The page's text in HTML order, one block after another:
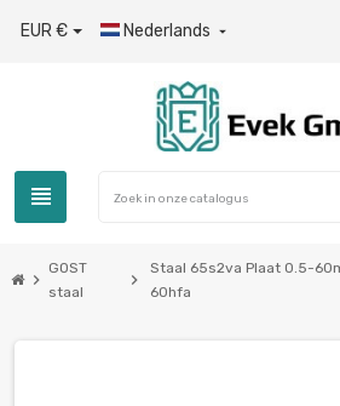
EUR € Nederlands 
view_headline
chevron_right
GOST
staal
chevron_right
Staal 65s2va Plaat 0.5-
60hfa